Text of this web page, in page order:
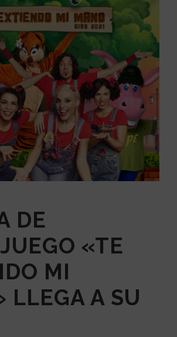
DE
«TE
MI
LLEGA A SU